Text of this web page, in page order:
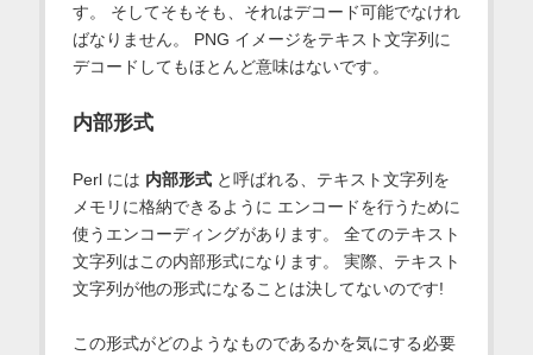
す。 そしてそもそも、それはデコード可能でなけれ
ばなりません。 PNG イメージをテキスト文字列に
デコードしてもほとんど意味はないです。
内部形式
Perl には 内部形式と呼ばれる、テキスト文字列を
メモリに格納できるように エンコードを行うために
使うエンコーディングがあります。 全てのテキスト
文字列はこの内部形式になります。 実際、テキスト
文字列が他の形式になることは決してないのです!
この形式がどのようなものであるかを気にする必要